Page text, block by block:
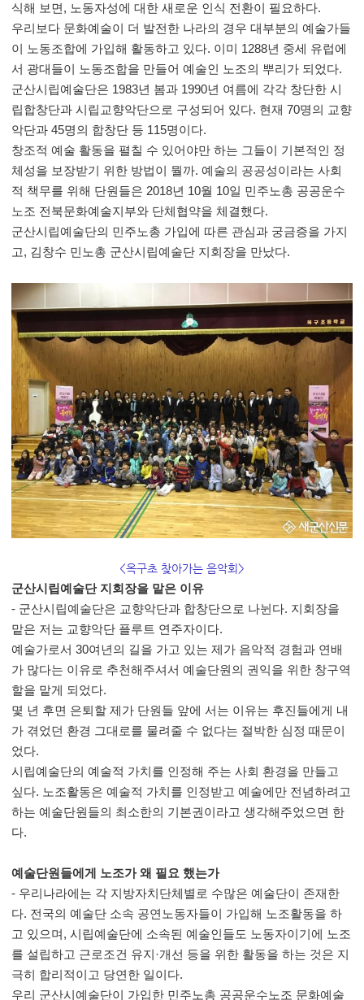
식해 보면, 노동자성에 대한 새로운 인식 전환이 필요하다.
우리보다 문화예술이 더 발전한 나라의 경우 대부분의 예술가들
이 노동조합에 가입해 활동하고 있다. 이미 1288년 중세 유럽에
서 광대들이 노동조합을 만들어 예술인 노조의 뿌리가 되었다.
군산시립예술단은 1983년 봄과 1990년 여름에 각각 창단한 시
립합창단과 시립교향악단으로 구성되어 있다. 현재 70명의 교향
악단과 45명의 합창단 등 115명이다.
창조적 예술 활동을 펼칠 수 있어야만 하는 그들이 기본적인 정
체성을 보장받기 위한 방법이 뭘까. 예술의 공공성이라는 사회
적 책무를 위해 단원들은 2018년 10월 10일 민주노총 공공운수
노조 전북문화예술지부와 단체협약을 체결했다.
군산시립예술단의 민주노총 가입에 따른 관심과 궁금증을 가지
고, 김창수 민노총 군산시립예술단 지회장을 만났다.
<옥구초 찾아가는 음악회>
군산시립예술단 지회장을 맡은 이유
- 군산시립예술단은 교향악단과 합창단으로 나뉜다. 지회장을
맡은 저는 교향악단 플루트 연주자이다.
예술가로서 30여년의 길을 가고 있는 제가 음악적 경험과 연배
가 많다는 이유로 추천해주셔서 예술단원의 권익을 위한 창구역
할을 맡게 되었다.
몇 년 후면 은퇴할 제가 단원들 앞에 서는 이유는 후진들에게 내
가 겪었던 환경 그대로를 물려줄 수 없다는 절박한 심정 때문이
었다.
시립예술단의 예술적 가치를 인정해 주는 사회 환경을 만들고
싶다. 노조활동은 예술적 가치를 인정받고 예술에만 전념하려고
하는 예술단원들의 최소한의 기본권이라고 생각해주었으면 한
다.
예술단원들에게 노조가 왜 필요 했는가
- 우리나라에는 각 지방자치단체별로 수많은 예술단이 존재한
다. 전국의 예술단 소속 공연노동자들이 가입해 노조활동을 하
고 있으며, 시립예술단에 소속된 예술인들도 노동자이기에 노조
를 설립하고 근로조건 유지·개선 등을 위한 활동을 하는 것은 지
극히 합리적이고 당연한 일이다.
우리 군산시예술단이 가입한 민주노총 공공운수노조 문화예술